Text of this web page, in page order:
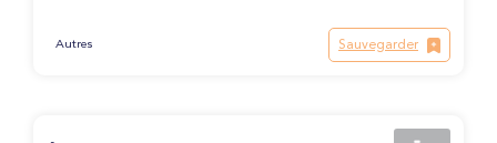
Autres Sauvegarder